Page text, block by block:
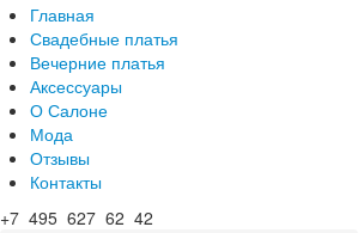
Главная
Свадебные платья
Вечерние платья
Аксессуары
О Салоне
Мода
Отзывы
Контакты
+7 495 627 62 42